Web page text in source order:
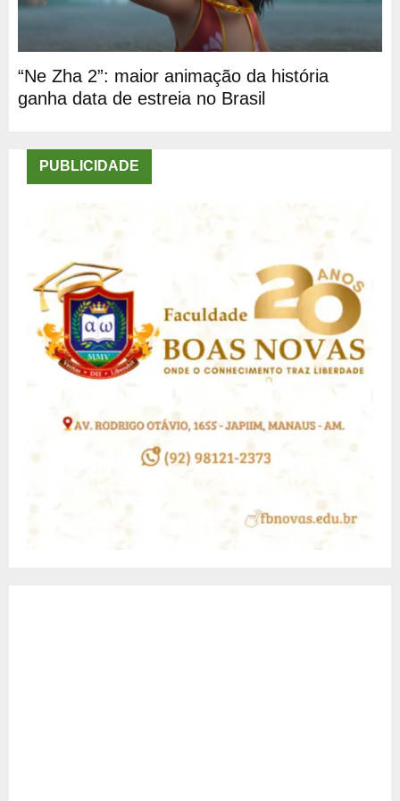
“Ne Zha 2”: maior animação da história
ganha data de estreia no Brasil
PUBLICIDADE